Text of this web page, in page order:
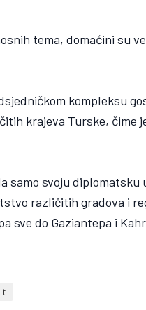
tema, domaćini su
kompleksu
krajeva Turske, čime
samo svoju diplomatsku
različitih gradova i
sve do Gaziantepa i